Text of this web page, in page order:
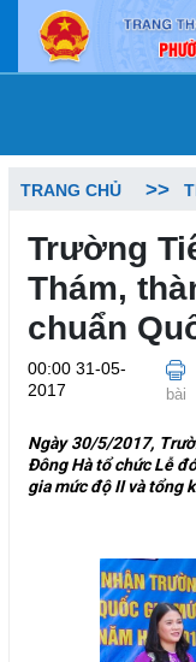
TRANG CHỦ
Trường
Thám,
chuẩn
00:00 31-05-
2017
bài
Ngày 30/5/2017,
Đông Hà tổ chức Lễ
gia mức độ II và tổng